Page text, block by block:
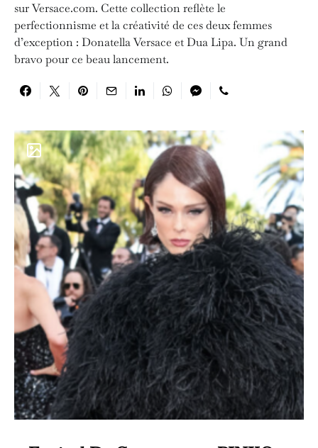
sur Versace.com. Cette collection reflète le
perfectionnisme et la créativité de ces deux femmes
d’exception : Donatella Versace et Dua Lipa. Un grand
bravo pour ce beau lancement.